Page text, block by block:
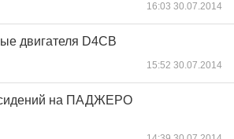
16:03 30.07.2014
двигателя D4CB
15:52 30.07.2014
на ПАДЖЕРО